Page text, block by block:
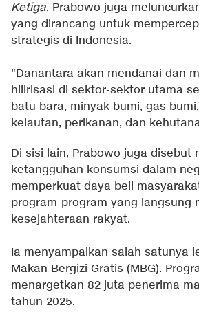
Ketiga, Prabowo juga
yang dirancang untuk
strategis di Indonesia.
"Danantara akan mendanai dan
hilirisasi di sektor-sektor utama
batu bara, minyak bumi, gas
kelautan, perikanan, dan
Di sisi lain, Prabowo juga disebut
ketangguhan konsumsi dalam
memperkuat daya beli
program-program yang langsung
kesejahteraan rakyat.
Ia menyampaikan salah satunya
Makan Bergizi Gratis (MBG).
menargetkan 82 juta penerima
tahun 2025.